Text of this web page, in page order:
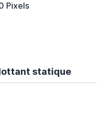
Pixels
statique